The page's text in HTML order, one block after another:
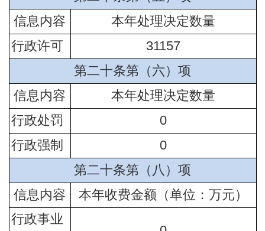
信息内容
本年处理决定数量
行政许可
31157
第二十条第（六）项
信息内容
本年处理决定数量
行政处罚
0
行政强制
0
第二十条第（八）项
信息内容
本年收费金额（单位：万元）
行政事业